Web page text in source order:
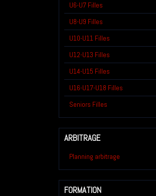
U6-U7 Filles
U8-U9 Filles
U10-U11 Filles
U12-U13 Filles
U14-U15 Filles
U16-U17-U18 Filles
Seniors Filles
ARBITRAGE
Planning arbitrage
FORMATION